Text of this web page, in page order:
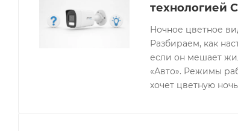
технологией
Ночное цветное
Разбираем, как
если он мешает
«Авто». Режимы
хочет цветную